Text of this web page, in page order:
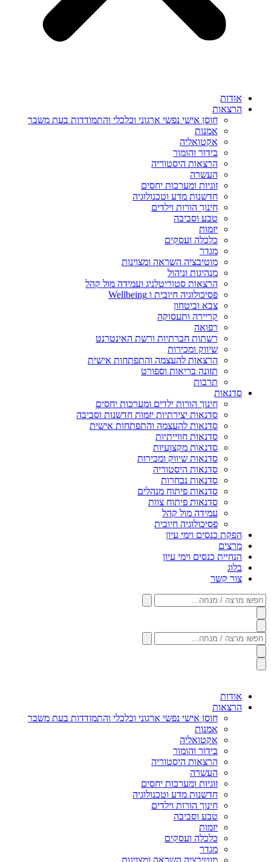
אודות
הרצאות
חוסן אישי נפשי ארגוני וכלכלי והתמודדות בעת משבר
אמנות
אקטואליה
בידור והומור
הרצאות היסטוריה
העשרה
זוגיות ומערכות יחסים
חדשנות מדע וטכנולוגיה
חינוך הורות וילדים
טבע וסביבה
יזמות
כלכלה ועסקים
מגדר
מוטיבציה השראה ומצוינות
מנהיגות וניהול
הרצאות סטוריטלניג ועמידה מול קהל
פסיכולוגיה חיובית ו Wellbeing
צבא וביטחון
קריירה ותעסוקה
רפואה
רשתות חברתיות ורשת האינטרנט
שיווק ומכירות
הרצאות להעצמה והתפתחות אישית
תזונה בריאות וספורט
תרבות
סדנאות
חינוך הורות ילדים ומערכות יחסים
סדנאות יצירתיות יזמות חדשנות וסביבה
סדנאות להעצמה והתפתחות אישית
סדנאות חווייתיות
סדנאות מקצועיות
סדנאות שיווק ומכירות
סדנאות היסטוריה
סדנאות נבחרות
סדנאות פיתוח מנהלים
סדנאות פיתוח צוות
עמידה מול קהל
פסיכולוגיה חיובית
הפקת כנסים וימי עיון
מרצים
הנחיית כנסים וימי עיון
בלוג
צור קשר
חפשו
מרצה
/
מנחה...
חפשו
מרצה
/
מנחה...
אודות
הרצאות
חוסן אישי נפשי ארגוני וכלכלי והתמודדות בעת משבר
אמנות
אקטואליה
בידור והומור
הרצאות היסטוריה
העשרה
זוגיות ומערכות יחסים
חדשנות מדע וטכנולוגיה
חינוך הורות וילדים
טבע וסביבה
יזמות
כלכלה ועסקים
מגדר